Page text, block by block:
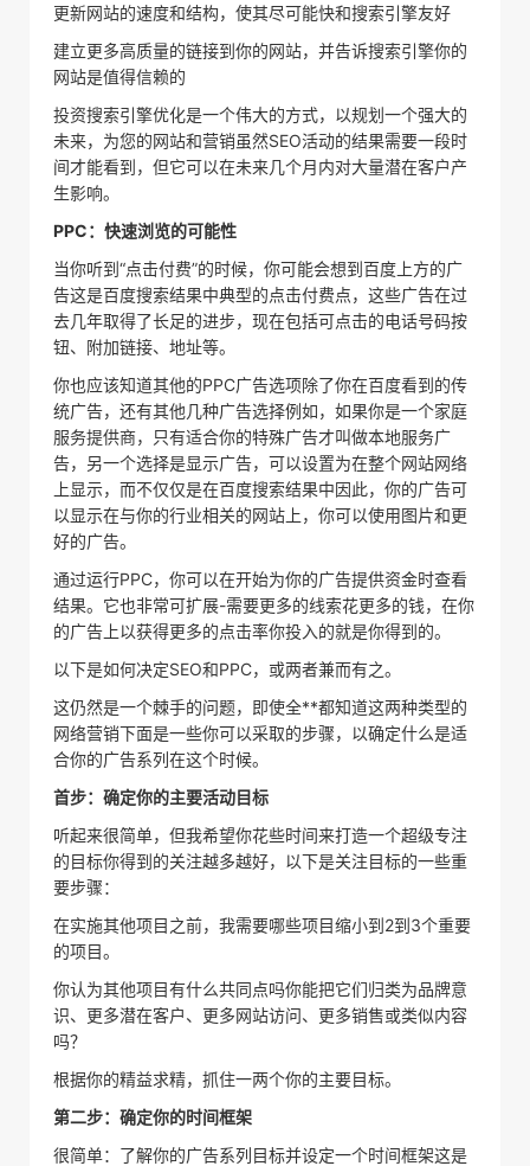
更新网站的速度和结构，使其尽可能快和搜索引擎友好
建立更多高质量的链接到你的网站，并告诉搜索引擎你的
网站是值得信赖的
投资搜索引擎优化是一个伟大的方式，以规划一个强大的
未来，为您的网站和营销虽然SEO活动的结果需要一段时
间才能看到，但它可以在未来几个月内对大量潜在客户产
生影响。
PPC：快速浏览的可能性
当你听到“点击付费”的时候，你可能会想到百度上方的广
告这是百度搜索结果中典型的点击付费点，这些广告在过
去几年取得了长足的进步，现在包括可点击的电话号码按
钮、附加链接、地址等。
你也应该知道其他的PPC广告选项除了你在百度看到的传
统广告，还有其他几种广告选择例如，如果你是一个家庭
服务提供商，只有适合你的特殊广告才叫做本地服务广
告，另一个选择是显示广告，可以设置为在整个网站网络
上显示，而不仅仅是在百度搜索结果中因此，你的广告可
以显示在与你的行业相关的网站上，你可以使用图片和更
好的广告。
通过运行PPC，你可以在开始为你的广告提供资金时查看
结果。它也非常可扩展-需要更多的线索花更多的钱，在你
的广告上以获得更多的点击率你投入的就是你得到的。
以下是如何决定SEO和PPC，或两者兼而有之。
这仍然是一个棘手的问题，即使全**都知道这两种类型的
网络营销下面是一些你可以采取的步骤，以确定什么是适
合你的广告系列在这个时候。
首步：确定你的主要活动目标
听起来很简单，但我希望你花些时间来打造一个超级专注
的目标你得到的关注越多越好，以下是关注目标的一些重
要步骤：
在实施其他项目之前，我需要哪些项目缩小到2到3个重要
的项目。
你认为其他项目有什么共同点吗你能把它们归类为品牌意
识、更多潜在客户、更多网站访问、更多销售或类似内容
吗？
根据你的精益求精，抓住一两个你的主要目标。
第二步：确定你的时间框架
很简单：了解你的广告系列目标并设定一个时间框架这是